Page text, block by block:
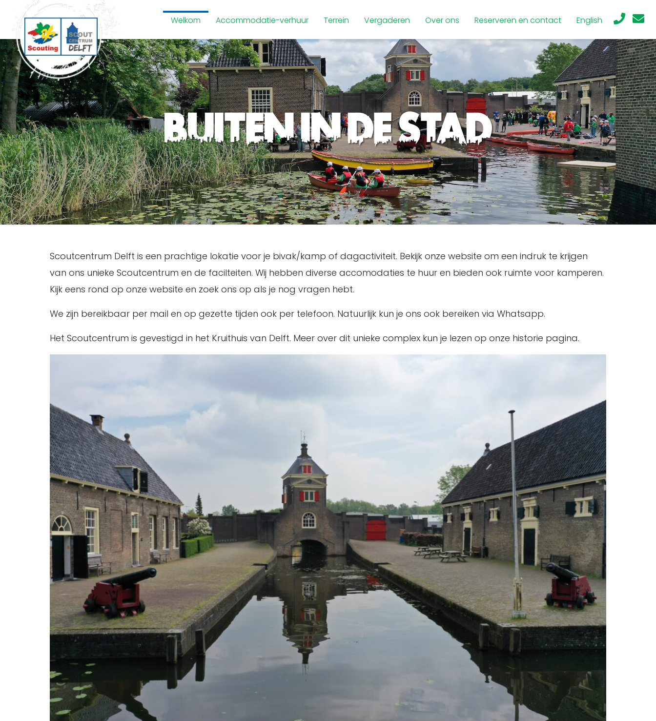
Welkom Accommodatie-verhuur Terrein Vergaderen Over ons Reserveren en contact English
Beleef de historie
Scoutcentrum Delft is een prachtige lokatie voor je bivak/kamp of dagactiviteit. Bekijk onze website om een indruk te krijgen
van ons unieke Scoutcentrum en de facilteiten. Wij hebben diverse accomodaties te huur en bieden ook ruimte voor kamperen.
Kijk eens rond op onze website en zoek ons op als je nog vragen hebt.
We zijn bereikbaar per mail en op gezette tijden ook per telefoon. Natuurlijk kun je ons ook bereiken via Whatsapp.
Het Scoutcentrum is gevestigd in het Kruithuis van Delft. Meer over dit unieke complex kun je lezen op onze historie pagina.